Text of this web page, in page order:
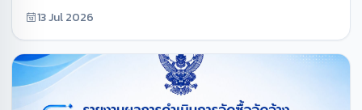
13 Jul 2026